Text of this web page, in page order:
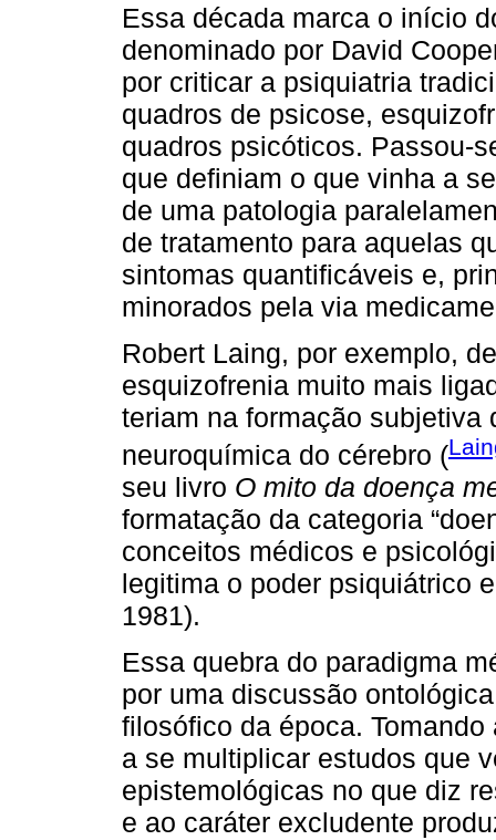
Essa década marca o início
denominado por David
por criticar a psiquiatria
quadros de psicose,
quadros psicóticos. Passou-
que definiam o que vinha a
de uma patologia
de tratamento para aquelas
sintomas quantificáveis e,
minorados pela via
Robert Laing, por exemplo,
esquizofrenia muito mais
teriam na formação
neuroquímica do cérebro (
seu livro O mito da doença
formatação da categoria
conceitos médicos e
legitima o poder psiquiátrico
1981).
Essa quebra do paradigma
por uma discussão
filosófico da época.
a se multiplicar estudos que
epistemológicas no que diz
e ao caráter excludente